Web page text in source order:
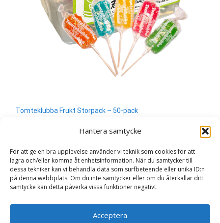
Hantera samtycke
För att ge en bra upplevelse använder vi teknik som cookies för att
lagra och/eller komma åt enhetsinformation. När du samtycker till
dessa tekniker kan vi behandla data som surfbeteende eller unika ID:n
på denna webbplats. Om du inte samtycker eller om du återkallar ditt
samtycke kan detta påverka vissa funktioner negativt.
Acceptera
Tomteklubba Frukt Storpack – 50-pack
Search